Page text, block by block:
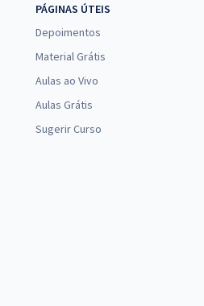
PÁGINAS ÚTEIS
Depoimentos
Material Grátis
Aulas ao Vivo
Aulas Grátis
Sugerir Curso